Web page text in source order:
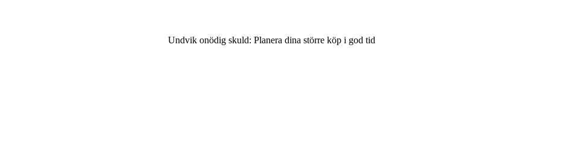
Undvik onödig skuld: Planera dina större köp i god tid